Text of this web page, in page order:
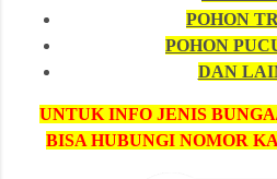
POHON
POHON
DAN
UNTUK INFO JENIS
BISA HUBUNGI NOMOR